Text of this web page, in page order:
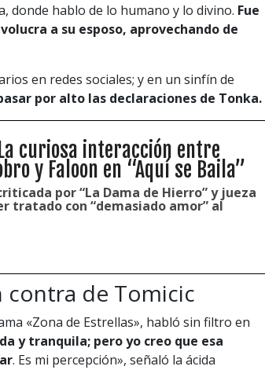
donde hablo de lo humano y lo divino. Fue
a su esposo, aprovechando de
en redes sociales; y en un sinfín de
por alto las declaraciones de Tonka.
curiosa interacción entre
y Faloon en “Aquí se Baila”
por “La Dama de Hierro” y jueza
tratado con “demasiado amor” al
contra de Tomicic
«Zona de Estrellas», habló sin filtro en
y tranquila; pero yo creo que esa
. Es mi percepción», señaló la ácida